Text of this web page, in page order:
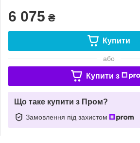
6 075 ₴
Купити
або
Купити з
Що таке купити з Пром?
Замовлення під захистом